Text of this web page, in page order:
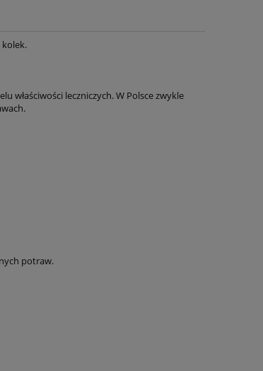
kolek.
właściwości leczniczych. W Polsce zwykle
potraw.